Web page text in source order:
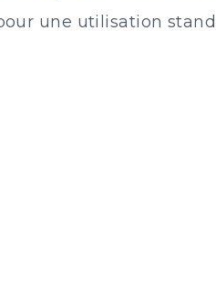
une utilisation